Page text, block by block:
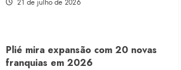
21 de julho de 2026
Plié mira expansão com 20 novas
franquias em 2026